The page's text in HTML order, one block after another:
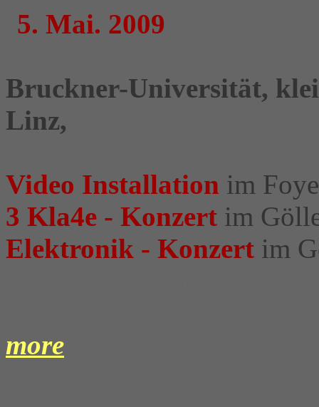
5. Mai. 2009
Bruckner-Universität,
Linz,
Video Installation im
3 Kla4e - Konzert im
Elektronik - Konzert im
more